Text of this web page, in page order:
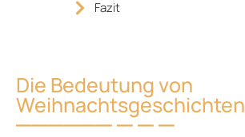
Fazit
Die Bedeutung von
Weihnachtsgeschichten